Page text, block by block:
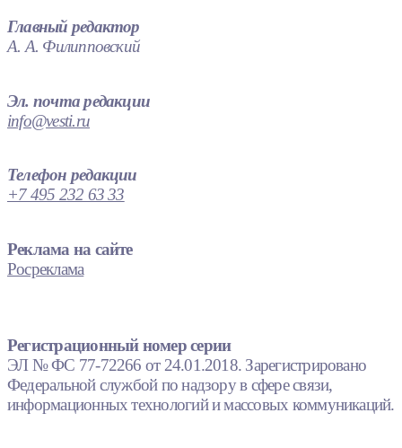
Главный редактор
А. А. Филипповский
Эл. почта редакции
info@vesti.ru
Телефон редакции
+7 495 232 63 33
Реклама на сайте
Росреклама
Регистрационный номер серии
ЭЛ № ФС 77-72266 от 24.01.2018. Зарегистрировано
Федеральной службой по надзору в сфере связи,
информационных технологий и массовых коммуникаций.